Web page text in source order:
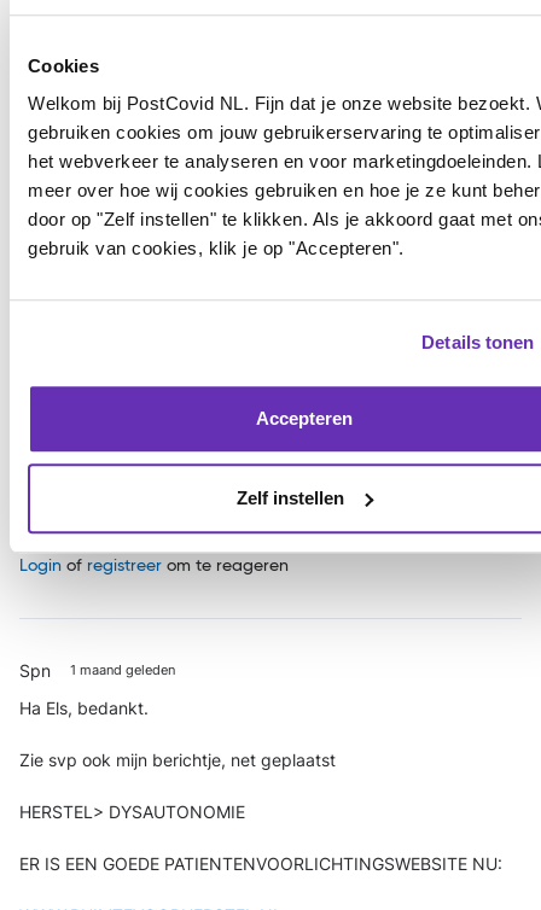
Cookies
Welkom bij PostCovid NL. Fijn dat je onze website bezoekt.
gebruiken cookies om jouw gebruikerservaring te
het webverkeer te analyseren en voor marketingdoeleinden.
meer over hoe wij cookies gebruiken en hoe je ze kunt
door op "Zelf instellen" te klikken. Als je akkoord gaat met
gebruik van cookies, klik je op "Accepteren".
Details tonen
Accepteren
Zelf instellen
Loginofregistreerom te reageren
Spn 1 maand geleden
Ha Els, bedankt.
Zie svp ook mijn berichtje, net geplaatst
HERSTEL> DYSAUTONOMIE
Groet,
Login of registreer om te reageren
Spn 1 maand geleden
Ha Els, bedankt.
Zie svp ook mijn berichtje, net geplaatst
HERSTEL> DYSAUTONOMIE
ER IS EEN GOEDE PATIENTENVOORLICHTINGSWEBSITE NU: